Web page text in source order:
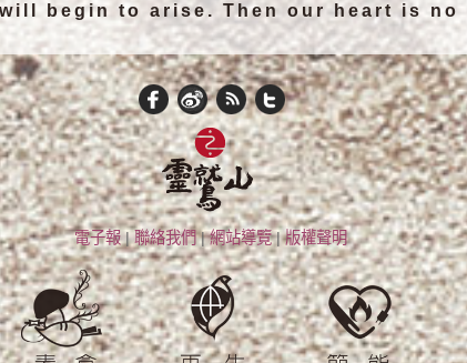
begin to arise. Then our heart is no
電子報|聯絡我們|網站導覽|版權聲明